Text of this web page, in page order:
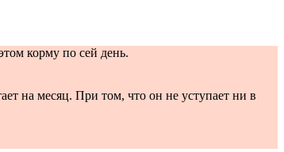
корму по сей день.
на месяц. При том, что он не уступает ни в